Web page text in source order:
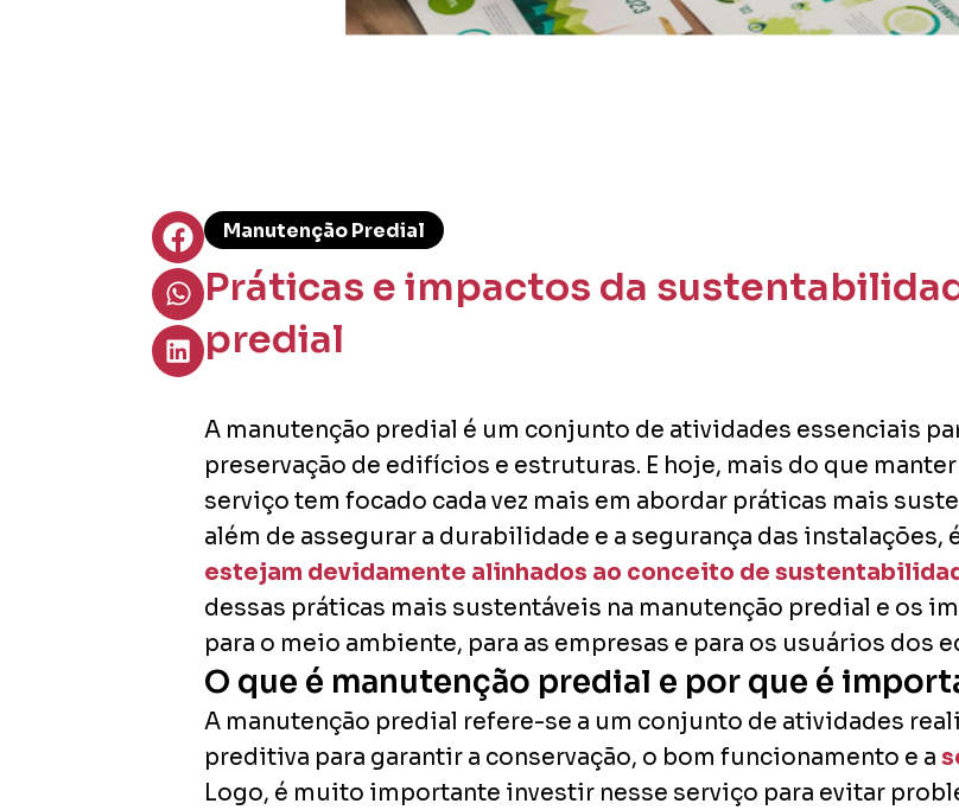
Manutenção Predial
Práticas e impactos da
predial
A manutenção predial é um conjunto de atividades essenciais
preservação de edifícios e estruturas. E hoje, mais do que
serviço tem focado cada vez mais em abordar práticas mais
além de assegurar a durabilidade e a segurança das
estejam devidamente alinhados ao conceito de
dessas práticas mais sustentáveis na manutenção predial e os
para o meio ambiente, para as empresas e para os usuários dos
O que é manutenção predial e por que é
A manutenção predial refere-se a um conjunto de atividades
preditiva para garantir a conservação, o bom funcionamento e a
Logo, é muito importante investir nesse serviço para evitar